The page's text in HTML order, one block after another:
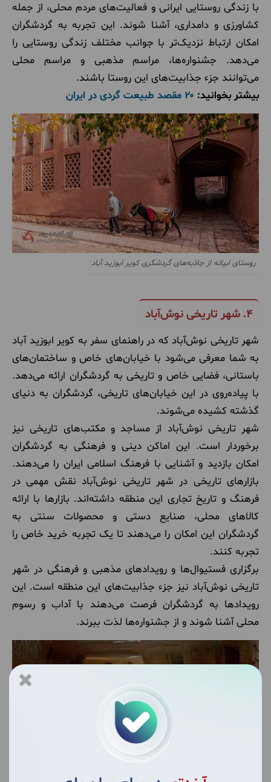
با زندگی روستایی ایرانی و فعالیت‌های مردم محلی، از جمله
کشاورزی و دامداری، آشنا شوند. این تجربه به گردشگران
امکان ارتباط نزدیک‌تر با جوانب مختلف زندگی روستایی را
می‌دهد. جشنواره‌ها، مراسم مذهبی و مراسم محلی
می‌توانند جزء جذابیت‌های این روستا باشند.
بیشتر بخوانید: ۲۰ مقصد طبیعت گردی در ایران
روستای ابیانه از جاذبه‌های گردشگری کویر ابوزید آباد
4. شهر تاریخی نوش‌آباد
شهر تاریخی نوش‌آباد که در راهنمای سفر به کویر ابوزید آباد
به شما معرفی می‌شود با خیابان‌های خاص و ساختمان‌های
باستانی، فضایی خاص و تاریخی به گردشگران ارائه می‌دهد.
با پیاده‌روی در این خیابان‌های تاریخی، گردشگران به دنیای
گذشته کشیده می‌شوند.
شهر تاریخی نوش‌آباد از مساجد و مکتب‌های تاریخی نیز
برخوردار است. این اماکن دینی و فرهنگی به گردشگران
امکان بازدید و آشنایی با فرهنگ اسلامی ایران را می‌دهند.
بازارهای تاریخی در شهر تاریخی نوش‌آباد نقش مهمی در
فرهنگ و تاریخ تجاری این منطقه داشته‌اند. بازارها با ارائه
کالاهای محلی، صنایع دستی و محصولات سنتی به
گردشگران این امکان را می‌دهند تا یک تجربه خرید خاص را
تجربه کنند.
برگزاری فستیوال‌ها و رویدادهای مذهبی و فرهنگی در شهر
تاریخی نوش‌آباد نیز جزء جذابیت‌های این منطقه است. این
رویدادها به گردشگران فرصت می‌دهند با آداب و رسوم
محلی آشنا شوند و از جشنواره‌ها لذت ببرند.